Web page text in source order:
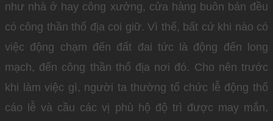
như nhà ở hay công xưởng, cửa hàng buôn bán đều
có công thần thổ địa coi giữ. Vì thế, bất cứ khi nào có
việc động chạm đến đất đai tức là động đến long
mạch, đến công thần thổ địa nơi đó. Cho nên trước
khi làm việc gì, người ta thường tổ chức lễ động thổ
cáo lễ và cầu các vị phù hộ độ trì được may mắn,